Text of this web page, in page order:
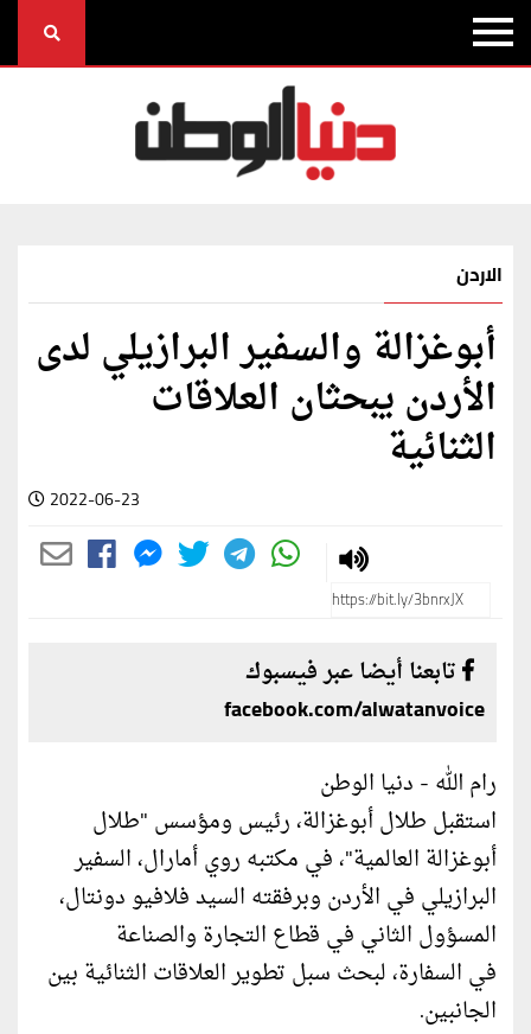
الاردن
أبوغزالة والسفير البرازيلي لدى
الأردن يبحثان العلاقات
الثنائية
2022-06-23
تابعنا أيضا عبر فيسبوك
facebook.com/alwatanvoice
رام الله - دنيا الوطن
استقبل طلال أبوغزالة، رئيس ومؤسس "طلال
أبوغزالة العالمية"، في مكتبه روي أمارال، السفير
البرازيلي في الأردن وبرفقته السيد فلافيو دونتال،
المسؤول الثاني في قطاع التجارة والصناعة
في السفارة، لبحث سبل تطوير العلاقات الثنائية بين
الجانبين.